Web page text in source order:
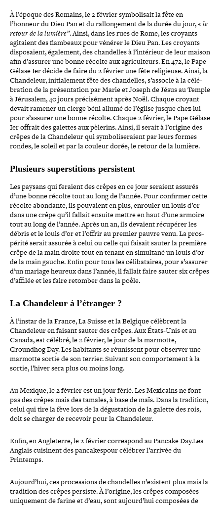
À l’époque des Romains, le 2 février sym­bo­li­sait la fête en
l’honneur du Dieu Pan et du ral­lon­ge­ment de la durée du jour,« le
retour de la lumière”. Ainsi, dans les rues de Rome, les croyants
agitaient des flambeaux pour vénérer le Dieu Pan. Les croyants
dis­po­saient, également, des chan­delles à l’intérieur de leur maison
afin d’assurer une bonne récolte aux agri­cul­teurs. En 472, le Pape
Gélase Ier décide de faire du 2 février une fête reli­gieuse. Ainsi, la
Chandeleur, ini­tia­le­ment fête des chan­delles, s’associe à la célé­
bra­tion de la pré­sen­ta­tion par Marie et Joseph de Jésus au Temple
à Jérusalem, 40 jours pré­ci­sé­ment après Noël. Chaque croyant
devait ramener un cierge béni allumé de l’église jusque chez lui
pour s’assurer une bonne récolte. Chaque 2 février, le Pape Gélase
Ier offrait des galettes aux pèlerins. Ainsi, il serait à l’origine des
crêpes de la Chandeleur qui sym­bo­li­se­raient par leurs formes
rondes, le soleil et par la couleur dorée, le retour de la lumière.
Plusieurs super­sti­tions persistent
Les paysans qui feraient des crêpes en ce jour seraient assurés
d’une bonne récolte tout au long de l’année. Pour confirmer cette
récolte abondante, ils pouvaient en plus, enrouler un louis d’or
dans une crêpe qu’il fallait ensuite mettre en haut d’une armoire
tout au long de l’année. Après un an, ils devaient récupérer les
débris et le louis d’or et l’offrir au premier pauvre venu. La pros­
pé­rité serait assurée à celui ou celle qui faisait sauter la première
crêpe de la main droite tout en tenant en simultané un louis d’or
de la main gauche. Enfin pour tous les céli­ba­taires, pour s’assurer
d’un mariage heureux dans l’année, il fallait faire sauter six crêpes
d’affilée et les faire retomber dans la poêle.
La Chandeleur à l’étranger ?
À l’instar de la France, La Suisse et la Belgique célèbrent la
Chandeleur en faisant sauter des crêpes. Aux États-​Unis et au
Canada, est célébré, le 2 février, le jour de la marmotte,
Groundhog Day. Les habitants se réunissent pour observer une
marmotte sortie de son terrier. Suivant son com­por­te­ment à la
sortie, l’hiver sera plus ou moins long.
Au Mexique, le 2 février est un jour férié. Les Mexicains ne font
pas des crêpes mais des tamales, à base de maïs. Dans la tradition,
celui qui tire la fève lors de la dégus­ta­tion de la galette des rois,
doit se charger de recevoir pour la Chandeleur.
Enfin, en Angleterre, le 2 février cor­res­pond au Pancake Day.Les
Anglais cuisinent des pan­ca­kes­pour célébrer l’arrivée du
Printemps.
Aujourd’hui, ces pro­ces­sions de chan­delles n’existent plus mais la
tradition des crêpes persiste. À l’origine, les crêpes composées
uni­que­ment de farine et d’eau, sont aujourd’hui composées de